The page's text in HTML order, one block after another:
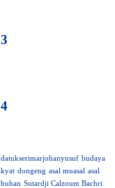
datukserimarjohanyusuf budaya
dongeng asal muasal asal
Sutardji Calzoum Bachri